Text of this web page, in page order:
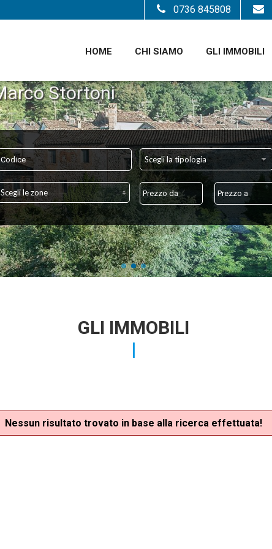
HOME CHI SIAMO GLI IMMOBILI
0736 845808
Scegli la tipologia
Scegli le zone
GLI IMMOBILI
Nessun risultato trovato in base alla ricerca effettuata!